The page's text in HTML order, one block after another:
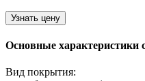
Узнать цену
Основные характеристики
Вид покрытия: